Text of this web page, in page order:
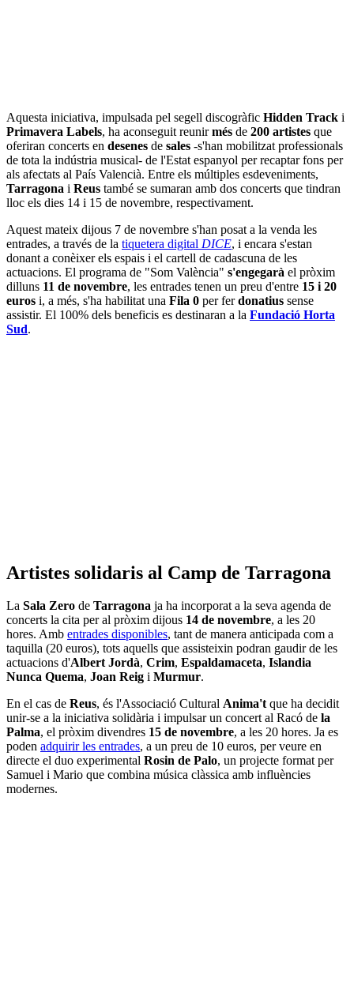
Aquesta iniciativa, impulsada pel segell discogràfic Hidden Track i
Primavera Labels, ha aconseguit reunirmés de 200 artistes que
oferiran concerts en desenes de sales -s'han mobilitzat professionals
de tota la indústria musical- de l'Estat espanyol per recaptar fons per
als afectats al País Valencià. Entre els múltiples esdeveniments,
Tarragona i Reus també se sumaran amb dos concerts que tindran
lloc els dies 14 i 15 de novembre, respectivament.
Aquest mateix dijous 7 de novembre s'han posat a la venda les
entrades, a través de la tiquetera digital DICE, i encara s'estan
donant a conèixer els espais i el cartell de cadascuna de les
actuacions. El programa de "Som València" s'engegarà el pròxim
dilluns 11 de novembre, les entrades tenen un preu d'entre 15 i 20
euros i, a més, s'ha habilitat una Fila 0 per ferdonatius sense
assistir. El 100% dels beneficis es destinaran a la Fundació Horta
Sud.
Artistes solidaris al Camp de Tarragona
La Sala Zero de Tarragona ja ha incorporat a la seva agenda de
concerts la cita per al pròxim dijous 14 de novembre, a les 20
hores. Amb entrades disponibles, tant de manera anticipada com a
taquilla (20 euros), tots aquells que assisteixin podran gaudir de les
actuacions d'Albert Jordà, Crim, Espaldamaceta, Islandia
Nunca Quema, Joan Reig i Murmur.
En el cas de Reus, és l'Associació Cultural Anima'tque ha decidit
unir-se a la iniciativa solidària i impulsar un concert al Racó de la
Palma, el pròxim divendres 15 de novembre, a les 20 hores. Ja es
poden adquirir les entrades, a un preu de 10 euros, per veure en
directe el duo experimental Rosin de Palo, un projecte format per
Samuel i Mario que combina música clàssica amb influències
modernes.